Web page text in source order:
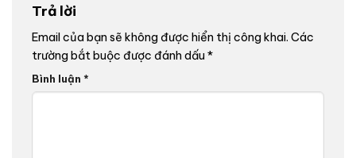
Trả lời
Email của bạn sẽ không được hiển thị công khai. Các
trường bắt buộc được đánh dấu *
Bình luận *